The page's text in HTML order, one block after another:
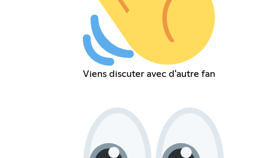
Viens discuter avec d'autre fan